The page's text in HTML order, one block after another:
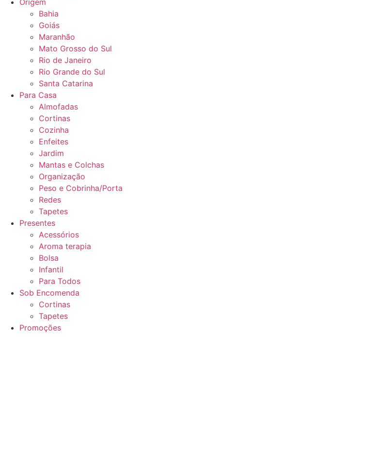
Origem
Bahia
Goiás
Maranhão
Mato Grosso do Sul
Rio de Janeiro
Rio Grande do Sul
Santa Catarina
Para Casa
Almofadas
Cortinas
Cozinha
Enfeites
Jardim
Mantas e Colchas
Organização
Peso e Cobrinha/Porta
Redes
Tapetes
Presentes
Acessórios
Aroma terapia
Bolsa
Infantil
Para Todos
Sob Encomenda
Cortinas
Tapetes
Promoções